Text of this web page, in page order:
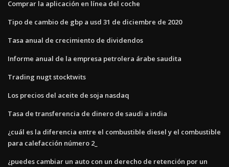
Comprar la aplicación en línea del coche
Tipo de cambio de gbp a usd 31 de diciembre de 2020
Tasa anual de crecimiento de dividendos
Informe anual de la empresa petrolera árabe saudita
Trading nugt stocktwits
Los precios del aceite de soja nasdaq
Tasa de transferencia de dinero de saudi a india
¿cuál es la diferencia entre el combustible diesel y el combustible
para calefacción número 2_
¿puedes cambiar un auto con un derecho de retención por un